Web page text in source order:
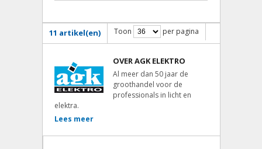
11 artikel(en) Toon per pagina
OVER AGK ELEKTRO
Al meer dan 50 jaar de
groothandel voor de
professionals in licht en
elektra.
Lees meer